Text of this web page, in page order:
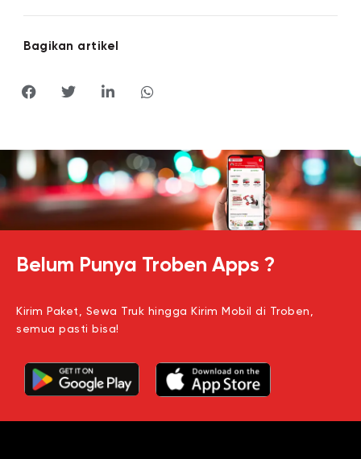
Bagikan artikel
Belum Punya Troben Apps ?
Kirim Paket, Sewa Truk hingga Kirim Mobil di Troben,
semua pasti bisa!